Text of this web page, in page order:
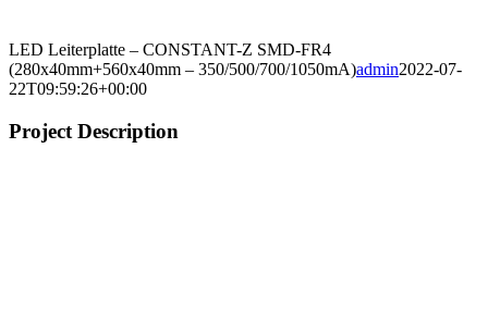
LED Leiterplatte – CONSTANT-Z SMD-FR4
(280x40mm+560x40mm – 350/500/700/1050mA)admin2022-07-
22T09:59:26+00:00
Project Description